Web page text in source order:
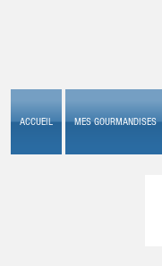
ACCUEIL MES GOURMANDISES